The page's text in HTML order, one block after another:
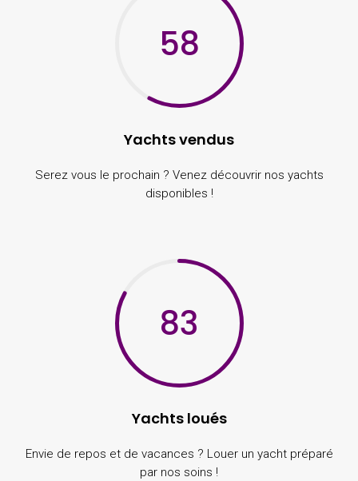
58
Yachts vendus
Serez vous le prochain ? Venez découvrir nos yachts
disponibles !
83
Yachts loués
Envie de repos et de vacances ? Louer un yacht préparé
par nos soins !